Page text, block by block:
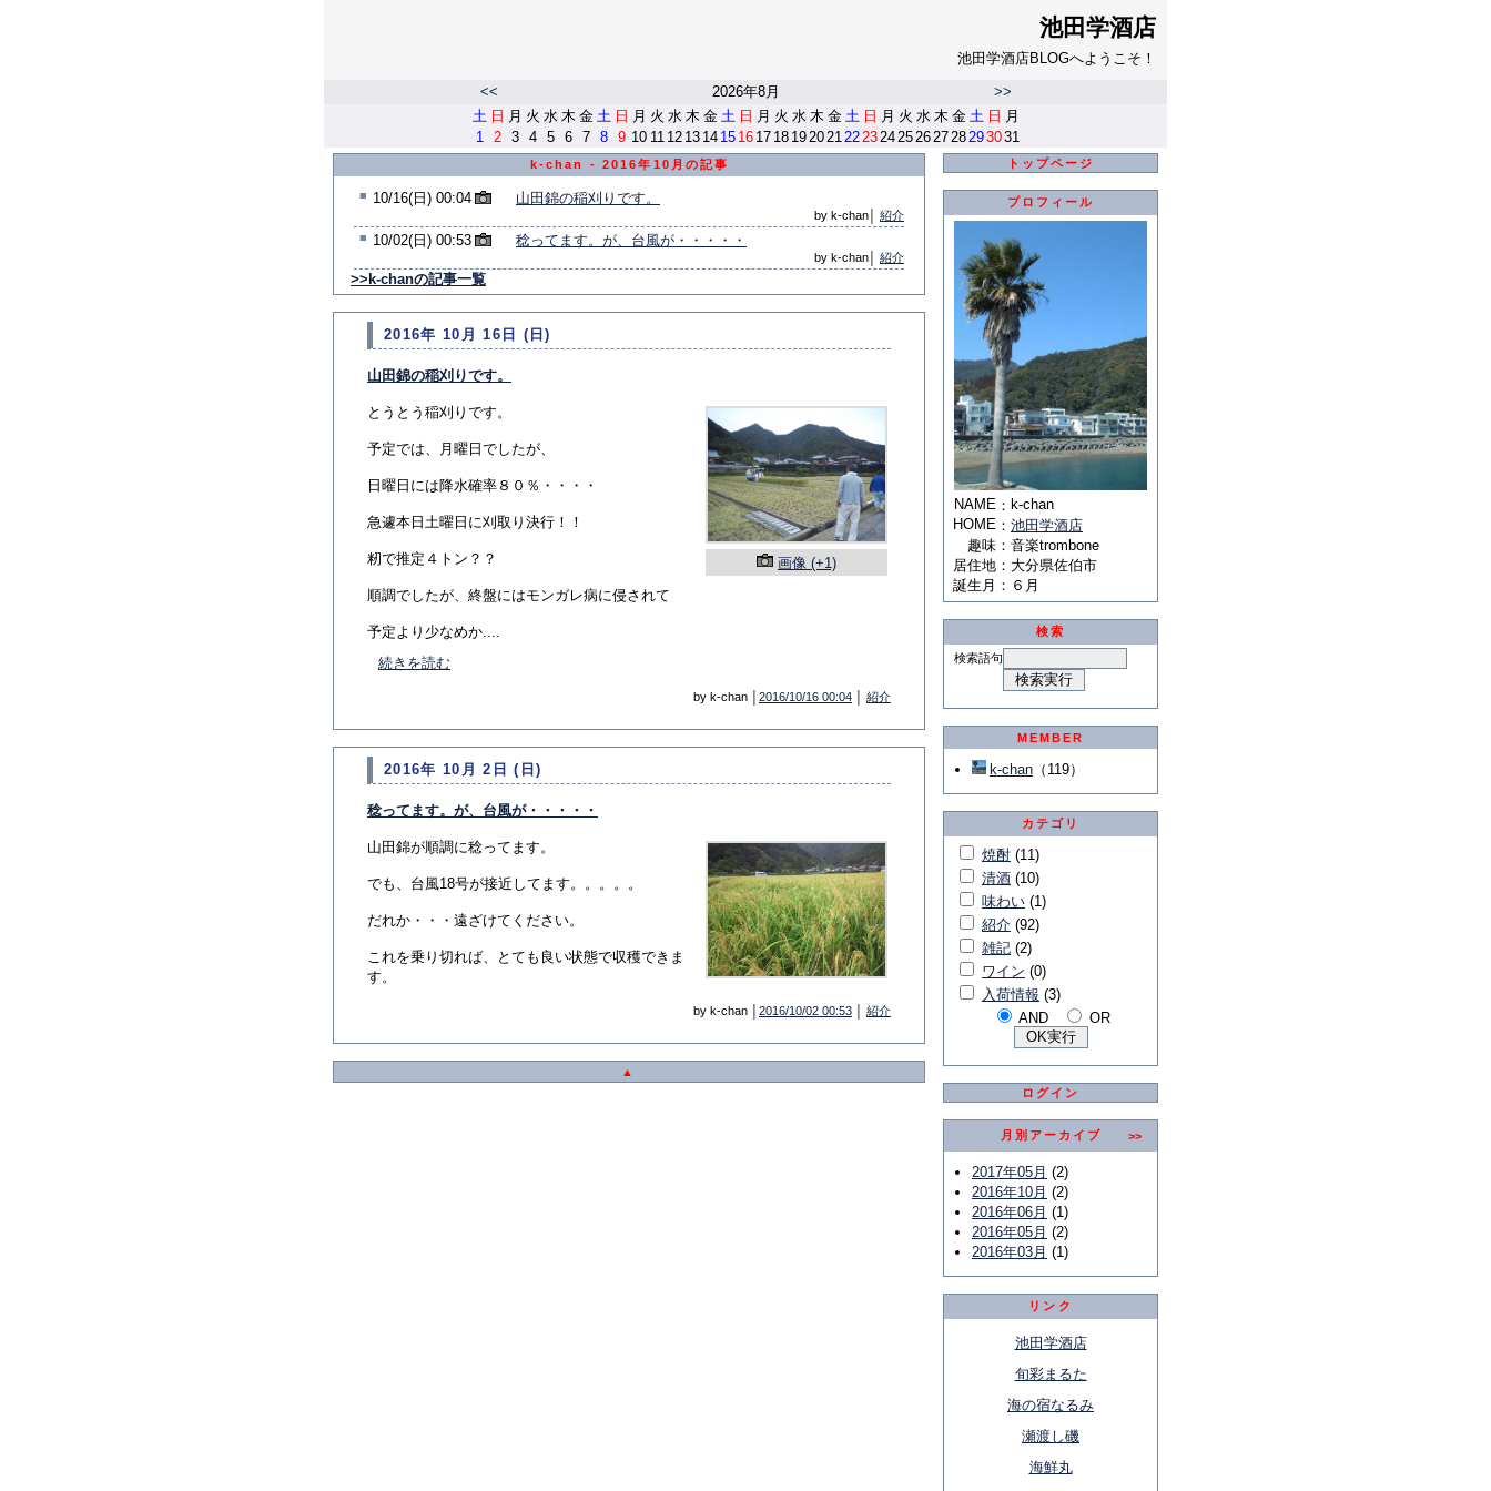
池田学酒店
池田学酒店BLOGへようこそ！
<<
2026年8月
>>
土 日 月 火 水 木 金 土 日 月 火 水 木 金 土 日 月 火 水 木 金 土 日 月 火 水 木 金 土 日 月
1
2 3 4 5 6 7 8 9 10 11 12 13 14 15 16 17 18 19202122232425262728293031
k-chan - 2016年10月の記事
■ 10/16(日) 00:04 山田錦の稲刈りです。
by k-chan│ 紹介
■ 10/02(日) 00:53 稔ってます。が、台風が・・・・・
by k-chan│ 紹介
>>k-chanの記事一覧
2016年 10月 16日 (日)
山田錦の稲刈りです。
画像 (+1)
とうとう稲刈りです。
予定では、月曜日でしたが、
日曜日には降水確率８０％・・・・
急遽本日土曜日に刈取り決行！！
籾で推定４トン？？
順調でしたが、終盤にはモンガレ病に侵されて
予定より少なめか....
続きを読む
by k-chan │ 2016/10/16 00:04 紹介
2016年 10月 2日 (日)
稔ってます。が、台風が・・・・・
山田錦が順調に稔ってます。
でも、台風18号が接近してます。。。。。
だれか・・・遠ざけてください。
これを乗り切れば、とても良い状態で収穫できま
す。
by k-chan │ 2016/10/02 00:53 紹介
▲
トップページ
プロフィール
NAME ： k-chan
HOME ： 池田学酒店
趣味 ： 音楽trombone
居住地 ： 大分県佐伯市
誕生月 ： ６月
検索
検索語句
MEMBER
k-chan （119）
カテゴリ
焼酎 (11)
清酒 (10)
味わい (1)
紹介 (92)
雑記 (2)
ワイン (0)
入荷情報 (3)
AND
OR
ログイン
月別アーカイブ >>
2017年05月 (2)
2016年10月 (2)
2016年06月 (1)
2016年05月 (2)
2016年03月 (1)
リンク
池田学酒店
旬彩まるた
海の宿なるみ
瀬渡し磯
海鮮丸